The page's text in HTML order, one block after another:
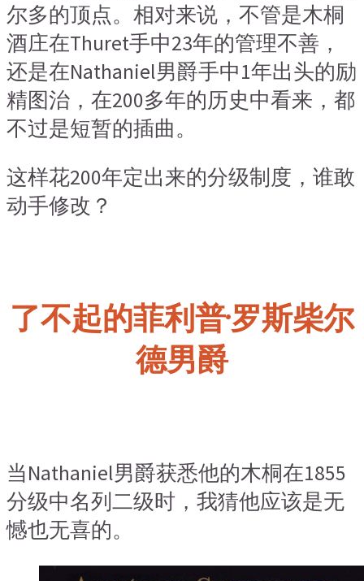
尔多的顶点。相对来说，不管是木桐
酒庄在Thuret手中23年的管理不善，
还是在Nathaniel男爵手中1年出头的励
精图治，在200多年的历史中看来，都
不过是短暂的插曲。
这样花200年定出来的分级制度，谁敢
动手修改？
了不起的菲利普·罗斯柴尔
德男爵
当Nathaniel男爵获悉他的木桐在1855
分级中名列二级时，我猜他应该是无
憾也无喜的。